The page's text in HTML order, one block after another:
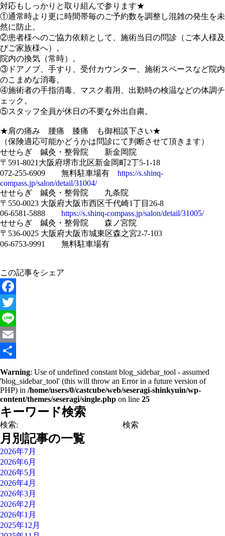
対応もしっかりと取り組んで参ります★
①通常時より更に時間帯毎のご予約数を調整し混雑の発生を未
然に防止。
②患者様へのご協力依頼として、施術当日の問診（ご本人様及
びご家族様へ）。
院内の換気（常時）。
③ドアノブ、手すり、受付カウンター、施術スペースなど院内
のこまめな消毒。
④施術者の手指消毒、マスク着用、出勤時の検温などの体調チ
ェック。
⑤スタッフ全員が休日の不要な外出自粛。
★肩の痛み 腰痛 膝痛 も御相談下さい★
（保険適応可能かどうかは問診にて判断させて頂きます）
せせらぎ 鍼灸・整骨院 新金岡院
〒591-8021大阪府堺市北区新金岡町2丁5-1-18
072-255-6909 無料駐車場有 https://s.shinq-
compass.jp/salon/detail/31004/
せせらぎ 鍼灸・整骨院 九条院
〒550-0023 大阪府大阪市西区千代崎1丁目26-8
06-6581-5888 https://s.shinq-compass.jp/salon/detail/31005/
せせらぎ 鍼灸・整骨院 森ノ宮院
〒536-0025 大阪府大阪市城東区森之宮2-7-103
06-6753-9991 無料駐車場有
この記事をシェア
Facebook
Twitter
Line
Email
有
Warning: Use of undefined constant blog_sidebar_tool - assumed
'blog_sidebar_tool' (this will throw an Error in a future version of
PHP) in /home/users/0/castcube/web/seseragi-shinkyuin/wp-
content/themes/seseragi/single.php on line 25
キーワード検索
検索:
月別記事の一覧
2026年7月
2026年6月
2026年5月
2026年4月
2026年3月
2026年2月
2026年1月
2025年12月